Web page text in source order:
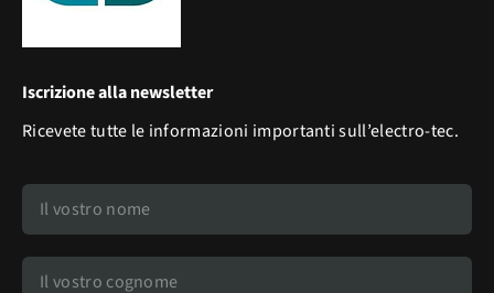
Iscrizione alla newsletter
Ricevete tutte le informazioni importanti sull’electro-tec.